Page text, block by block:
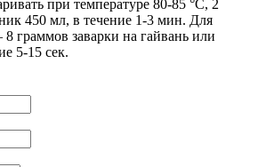
при температуре 80-85 °C, 2
450 мл, в течение 1-3 мин. Для
граммов заварки на гайвань или
5-15 сек.